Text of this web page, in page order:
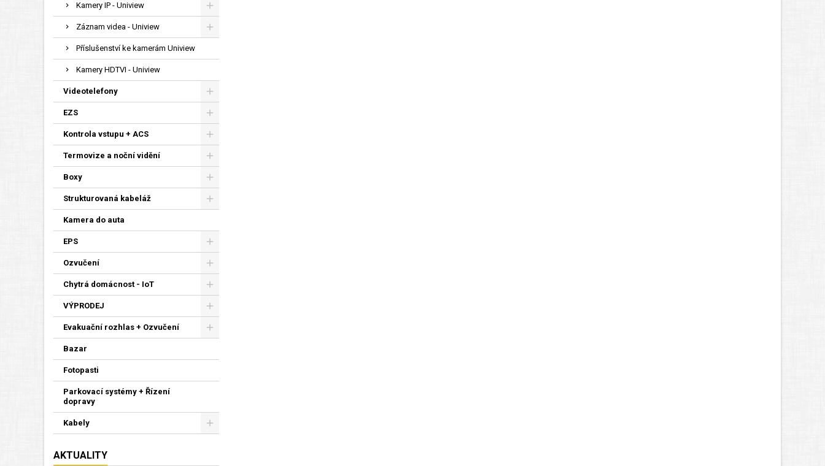
Kamery IP - Uniview
Záznam videa - Uniview
Příslušenství ke kamerám Uniview
Kamery HDTVI - Uniview
Videotelefony
EZS
Kontrola vstupu + ACS
Termovize a noční vidění
Boxy
Strukturovaná kabeláž
Kamera do auta
EPS
Ozvučení
Chytrá domácnost - IoT
VÝPRODEJ
Evakuační rozhlas + Ozvučení
Bazar
Fotopasti
Parkovací systémy + Řízení
dopravy
Kabely
AKTUALITY